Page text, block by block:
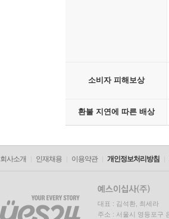
소비자 피해보상
환불 지연에 따른 배상
회사소개 인재채용 이용약관 개인정보처리방침
대표 : 김석환, 최세라
주소 : 서울시 영등포구